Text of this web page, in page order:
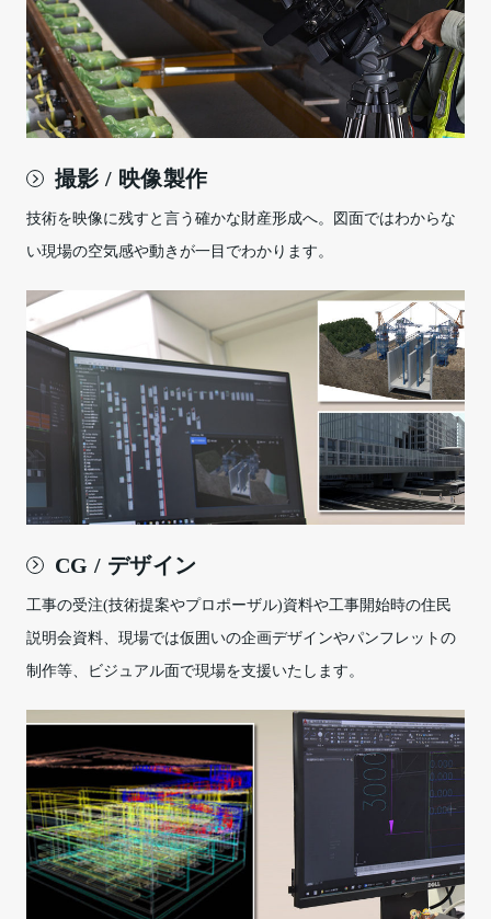
撮影 / 映像製作
技術を映像に残すと言う確かな財産形成へ。図面ではわからな
い現場の空気感や動きが一目でわかります。
CG / デザイン
工事の受注(技術提案やプロポーザル)資料や工事開始時の住民
説明会資料、現場では仮囲いの企画デザインやパンフレットの
制作等、ビジュアル面で現場を支援いたします。